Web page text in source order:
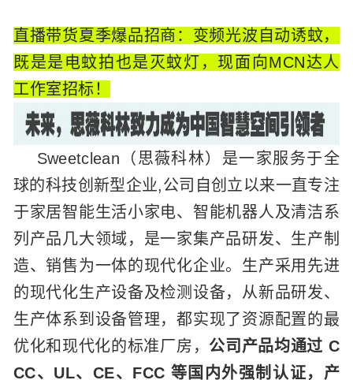
直播带货夏季爆品招商：变频光波自动诱蚊，
既是是电蚊拍也是灭蚊灯，现面向MCN达人
工作室招标！
Sweetclean（思薇科林）是一家服务于全
球的科技创新型企业,公司自创立以来一直专注
于家居智能生活小家电、智能机器人及清洁系
列产品几大领域，是一家集产品研发、生产制
造、销售为一体的现代化企业。生产采用先进
的现代化生产设备及检测设备，从新品研发、
生产体系到设备管理，都实现了资源配置的最
优化和现代化的标准厂房， 公司产品均通过 C
CC、UL、CE、FCC 等国内外强制认证，产